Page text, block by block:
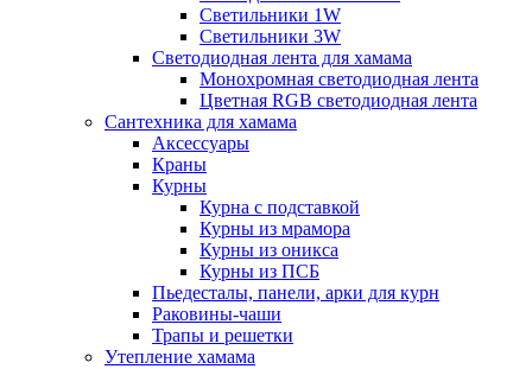
Светильники 1W
Светильники 3W
Светодиодная лента для хамама
Монохромная светодиодная лента
Цветная RGB светодиодная лента
Сантехника для хамама
Аксессуары
Краны
Курны
Курна с подставкой
Курны из мрамора
Курны из оникса
Курны из ПСБ
Пьедесталы, панели, арки для курн
Раковины-чаши
Трапы и решетки
Утепление хамама